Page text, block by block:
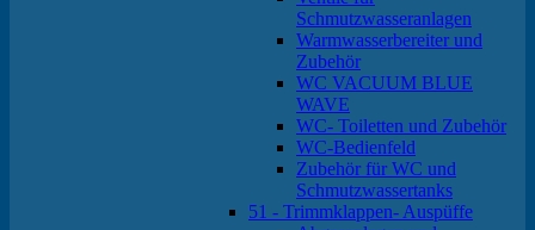
Schmutzwasseranlagen
Warmwasserbereiter und
Zubehör
WC VACUUM BLUE
WAVE
WC- Toiletten und Zubehör
WC-Bedienfeld
Zubehör für WC und
Schmutzwassertanks
51 - Trimmklappen- Auspüffe